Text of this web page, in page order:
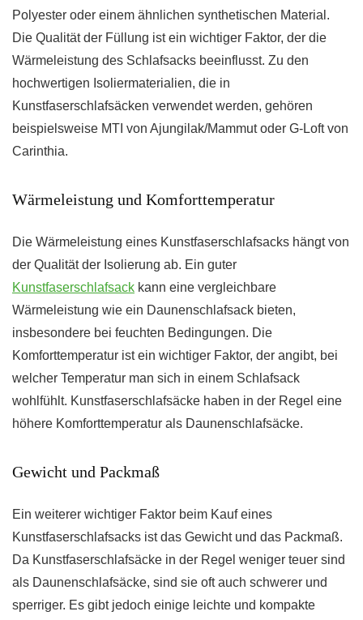
Polyester oder einem ähnlichen synthetischen Material.
Die Qualität der Füllung ist ein wichtiger Faktor, der die
Wärmeleistung des Schlafsacks beeinflusst. Zu den
hochwertigen Isoliermaterialien, die in
Kunstfaserschlafsäcken verwendet werden, gehören
beispielsweise MTI von Ajungilak/Mammut oder G-Loft von
Carinthia.
Wärmeleistung und Komforttemperatur
Die Wärmeleistung eines Kunstfaserschlafsacks hängt von
der Qualität der Isolierung ab. Ein guter
Kunstfaserschlafsack kann eine vergleichbare
Wärmeleistung wie ein Daunenschlafsack bieten,
insbesondere bei feuchten Bedingungen. Die
Komforttemperatur ist ein wichtiger Faktor, der angibt, bei
welcher Temperatur man sich in einem Schlafsack
wohlfühlt. Kunstfaserschlafsäcke haben in der Regel eine
höhere Komforttemperatur als Daunenschlafsäcke.
Gewicht und Packmaß
Ein weiterer wichtiger Faktor beim Kauf eines
Kunstfaserschlafsacks ist das Gewicht und das Packmaß.
Da Kunstfaserschlafsäcke in der Regel weniger teuer sind
als Daunenschlafsäcke, sind sie oft auch schwerer und
sperriger. Es gibt jedoch einige leichte und kompakte